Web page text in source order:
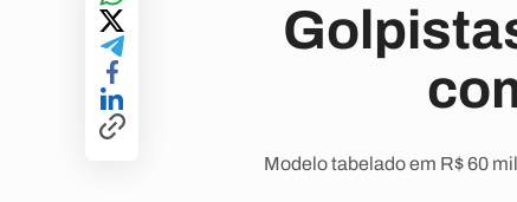
Modelo tabelado em R$ 60